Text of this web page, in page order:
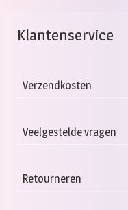
Klantenservice
Verzendkosten
Veelgestelde vragen
Retourneren